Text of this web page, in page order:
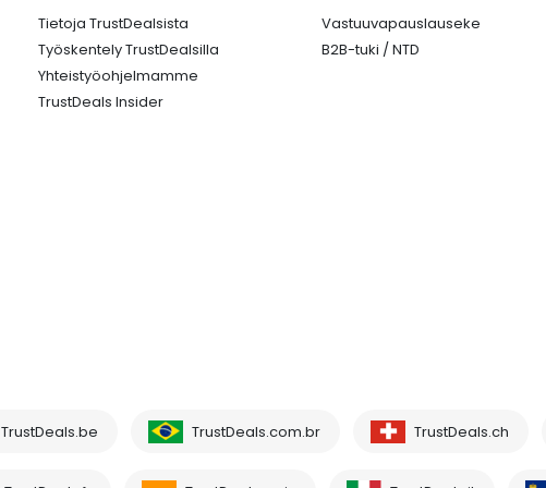
Tietoja TrustDealsista
Työskentely TrustDealsilla
Yhteistyöohjelmamme
TrustDeals Insider
Vastuuvapauslauseke
B2B-tuki / NTD
TrustDeals.be TrustDeals.com.br TrustDeals.ch